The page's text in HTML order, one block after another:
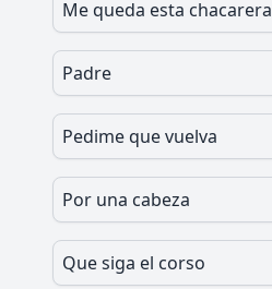
Me queda esta chacarera
Padre
Pedime que vuelva
Por una cabeza
Que siga el corso